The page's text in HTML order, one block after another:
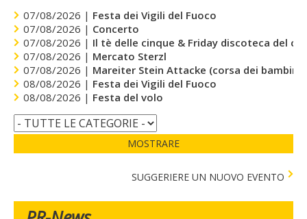
07/08/2026 | Festa dei Vigili del Fuoco
07/08/2026 | Concerto
07/08/2026 | Il tè delle cinque & Friday discoteca del
07/08/2026 | Mercato Sterzl
07/08/2026 | Mareiter Stein Attacke (corsa dei bambini)
08/08/2026 | Festa dei Vigili del Fuoco
08/08/2026 | Festa del volo
MOSTRARE
SUGGERIERE UN NUOVO EVENTO